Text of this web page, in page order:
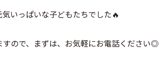
いっぱいな子どもたちでした🔥
ので、まずは、お気軽にお電話ください◎